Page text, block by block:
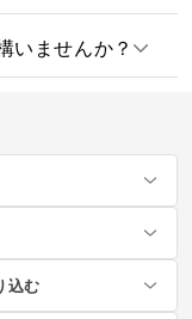
いませんか？
込む